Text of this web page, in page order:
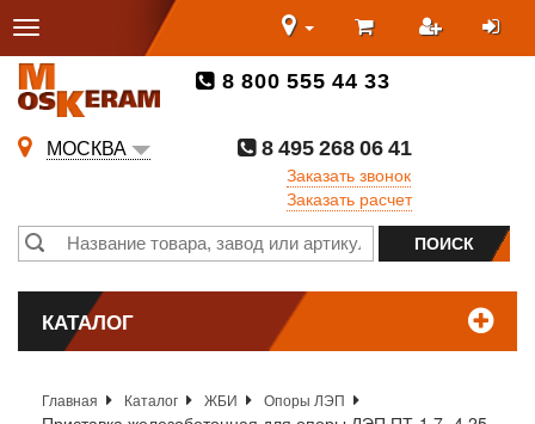
8 800 555 44 33
МОСКВА
8 495 268 06 41
Заказать звонок
Заказать расчет
КАТАЛОГ
Главная Каталог ЖБИ Опоры ЛЭП